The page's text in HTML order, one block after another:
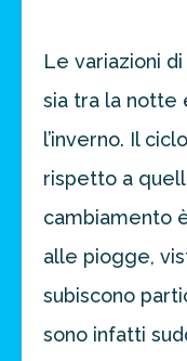
Le variazioni
sia tra la notte
l’inverno. Il
rispetto a
cambiamento
alle piogge,
subiscono
sono infatti